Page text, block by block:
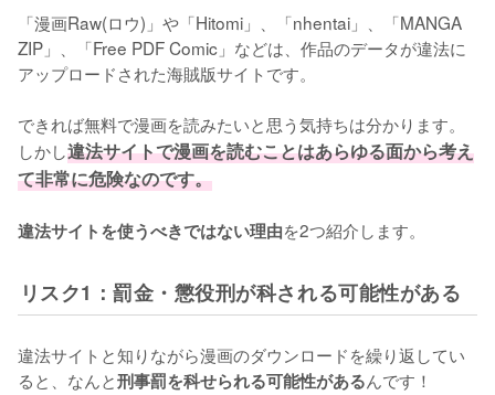
「漫画Raw(ロウ)」や「Hitomi」、「nhentai」、「MANGA
ZIP」、「Free PDF Comic」などは、作品のデータが違法に
アップロードされた海賊版サイトです。
できれば無料で漫画を読みたいと思う気持ちは分かります。
しかし違法サイトで漫画を読むことはあらゆる面から考え
て非常に危険なのです。
違法サイトを使うべきではない理由を2つ紹介します。
リスク1：罰金・懲役刑が科される可能性がある
違法サイトと知りながら漫画のダウンロードを繰り返してい
ると、なんと刑事罰を科せられる可能性があるんです！